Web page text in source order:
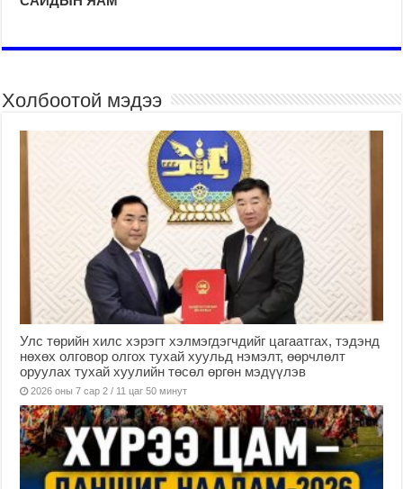
Холбоотой мэдээ
Улс төрийн хилс хэрэгт хэлмэгдэгчдийг цагаатгах, тэдэнд
нөхөх олговор олгох тухай хуульд нэмэлт, өөрчлөлт
оруулах тухай хуулийн төсөл өргөн мэдүүлэв
2026 оны 7 сар 2 / 11 цаг 50 минут